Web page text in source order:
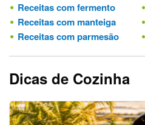
Receitas com fermento
Receitas com manteiga
Receitas com parmesão
Dicas de Cozinha